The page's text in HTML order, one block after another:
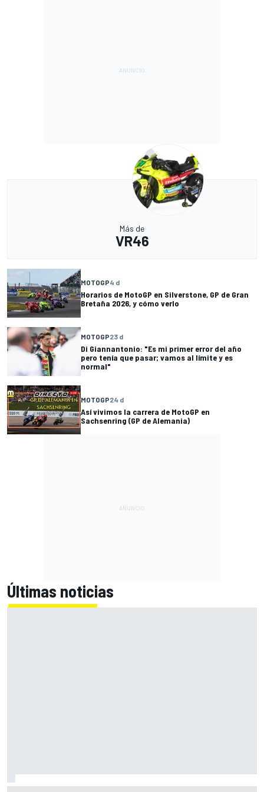
Más de
VR46
MOTOGP4 d
Horarios de MotoGP en Silverstone, GP de Gran
Bretaña 2026, y cómo verlo
MOTOGP23 d
Di Giannantonio: "Es mi primer error del año
pero tenía que pasar; vamos al límite y es
normal"
MOTOGP24 d
Así vivimos la carrera de MotoGP en
Sachsenring (GP de Alemania)
Últimas noticias